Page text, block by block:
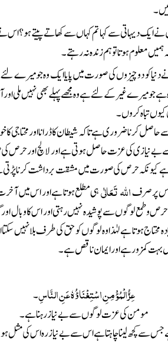
۔
نے ایک دیہاتی سے کہا تم کہاں سے کھاتے پیتے ہو؟ اس
معلوم ہوتا تو ہم زندہ نہ رہتے۔
دنیا کو دو چیزوں کی صورت میں پایا ایک وہ جو
میرے غیر کے لئے ہے وہ مجھے پہلے بھی نہیں ملی
تباہ کروں ۔
کرنا ضروری ہے تاکہ شیطان کا ڈرانا اور محتاجی
نیازی کی عزت حاصل ہوتی ہے اور لالچ اور حرص
ہے کیونکہ حرص کی صورت میں مشقت برداشت کرنا
جس پر صرفاللہتَعَالٰیہی مطلع ہوتا ہے اور اس میں
و طمع لوگوں سے پوشیدہ نہیں رہتی اور اس کا وبال
ہوتا ہے لہٰذا وہ لوگوں کو حق کی طرف بلا نہیں
بہت کمزور ہے اور ایمان ناقص ہے۔
عِزُّ الْمُؤْمِنِ اسْتِغْنَاؤُہٗ عَنِ النَّاسِ۔
مومن کی عزت لوگوں سے بے نیاز رہنا ہے۔
جس سے کچھ لینا چاہتا ہے اس سے بے نیاز رہ اس کی